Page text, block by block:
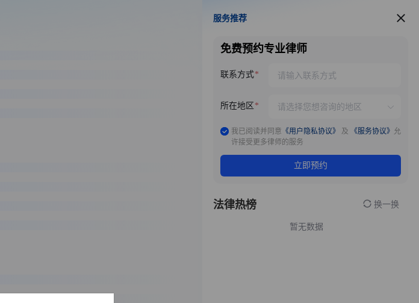
服务推荐
服务推荐
免费预约专业律师
联系方式
所在地区
我已阅读并同意 《用户隐私协议》 及 《服务协议》 允
许接受更多律师的服务
立即预约
法律热榜 换一换
暂无数据